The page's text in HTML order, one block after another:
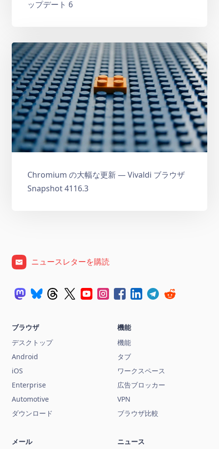
ップデート 6
Chromium の大幅な更新 — Vivaldi ブラウザ
Snapshot 4116.3
ニュースレターを購読
ブラウザ
デスクトップ
Android
iOS
Enterprise
Automotive
ダウンロード
機能
機能
タブ
ワークスペース
広告ブロッカー
VPN
ブラウザ比較
メール
ニュース